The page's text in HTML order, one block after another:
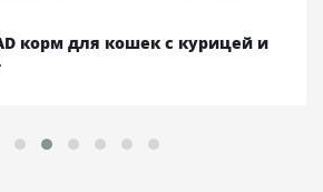
корм для кошек с курицей и